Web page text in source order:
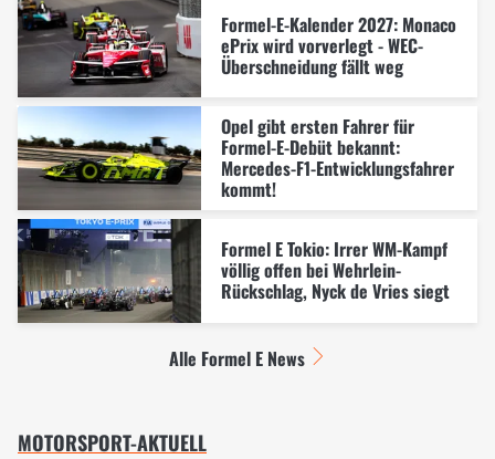
Formel-E-Kalender 2027: Monaco
ePrix wird vorverlegt - WEC-
Überschneidung fällt weg
Opel gibt ersten Fahrer für
Formel-E-Debüt bekannt:
Mercedes-F1-Entwicklungsfahrer
kommt!
Formel E Tokio: Irrer WM-Kampf
völlig offen bei Wehrlein-
Rückschlag, Nyck de Vries siegt
Alle Formel E News
MOTORSPORT-AKTUELL